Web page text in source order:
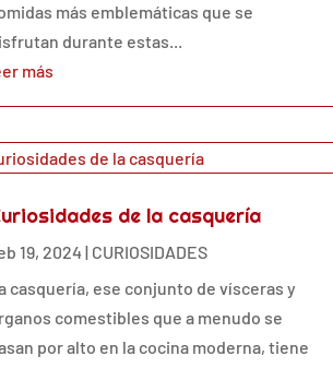
más emblemáticas que se
durante estas...
más
de la casquería
19, 2024| CURIOSIDADES
casquería, ese conjunto de vísceras y
comestibles que a menudo se
por alto en la cocina moderna, tiene